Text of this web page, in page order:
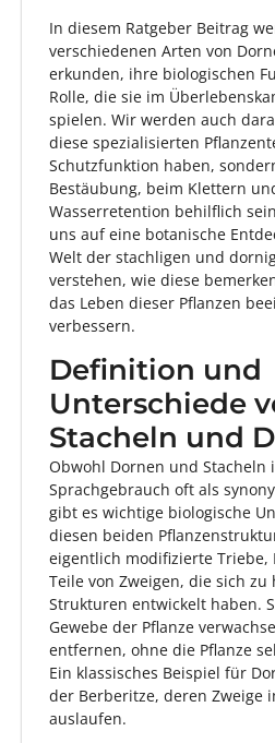
In diesem Ratgeber Beitrag
verschiedenen Arten von
erkunden, ihre biologischen
Rolle, die sie im
spielen. Wir werden auch
diese spezialisierten
Schutzfunktion haben,
Bestäubung, beim Klettern
Wasserretention behilflich
uns auf eine botanische
Welt der stachligen und
verstehen, wie diese
das Leben dieser Pflanzen
verbessern.
Definition und
Unterschiede
Stacheln und
Obwohl Dornen und Stacheln
Sprachgebrauch oft als
gibt es wichtige biologische
diesen beiden
eigentlich modifizierte Triebe,
Teile von Zweigen, die sich
Strukturen entwickelt haben.
Gewebe der Pflanze
entfernen, ohne die Pflanze
Ein klassisches Beispiel für
der Berberitze, deren Zweige
auslaufen.